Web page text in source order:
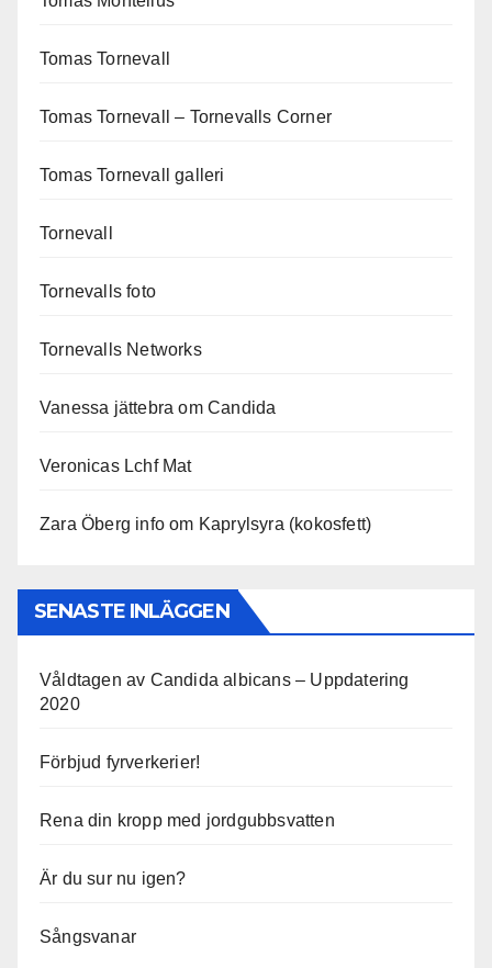
Tomas Tornevall
Tomas Tornevall – Tornevalls Corner
Tomas Tornevall galleri
Tornevall
Tornevalls foto
Tornevalls Networks
Vanessa jättebra om Candida
Veronicas Lchf Mat
Zara Öberg info om Kaprylsyra (kokosfett)
SENASTE INLÄGGEN
Våldtagen av Candida albicans – Uppdatering
2020
Förbjud fyrverkerier!
Rena din kropp med jordgubbsvatten
Är du sur nu igen?
Sångsvanar